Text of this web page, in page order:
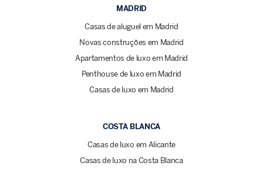
MADRID
Casas de aluguel em Madrid
Novas construções em Madrid
Apartamentos de luxo em Madrid
Penthouse de luxo em Madrid
Casas de luxo em Madrid
COSTA BLANCA
Casas de luxo em Alicante
Casas de luxo na Costa Blanca